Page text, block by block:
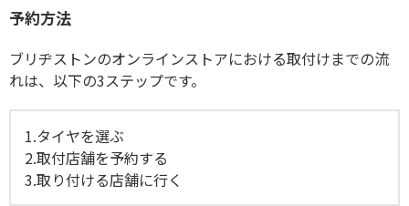
予約方法
ブリヂストンのオンラインストアにおける取付けまでの流
れは、以下の3ステップです。
1.タイヤを選ぶ
2.取付店舗を予約する
3.取り付ける店舗に行く